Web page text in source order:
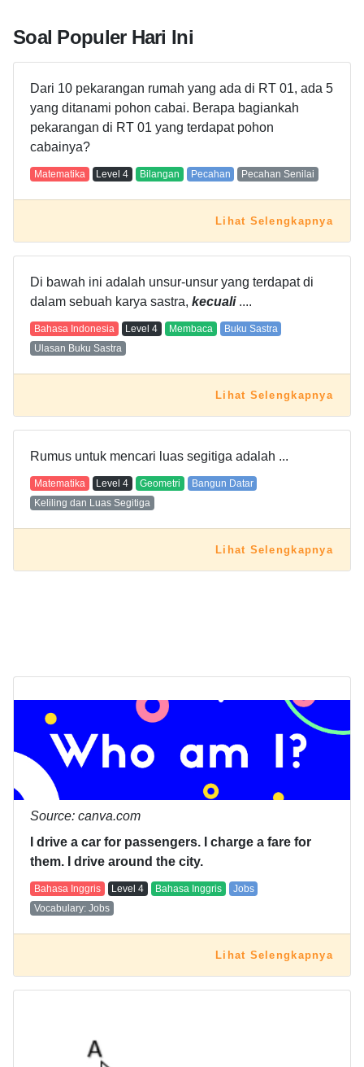
Soal Populer Hari Ini
Dari 10 pekarangan rumah yang ada di RT 01, ada 5
yang ditanami pohon cabai. Berapa bagiankah
pekarangan di RT 01 yang terdapat pohon
cabainya?
Matematika Level 4 Bilangan Pecahan Pecahan Senilai
Lihat Selengkapnya
Di bawah ini adalah unsur-unsur yang terdapat di
dalam sebuah karya sastra, kecuali....
Bahasa Indonesia Level 4 Membaca
Buku Sastra
Ulasan Buku Sastra
Lihat Selengkapnya
Rumus untuk mencari luas segitiga adalah ...
Matematika Level 4 Geometri
Bangun Datar
Keliling dan Luas Segitiga
Lihat Selengkapnya
Source: canva.com
I drive a car for passengers. I charge a fare for
them. I drive around the city.
Bahasa Inggris Level 4 Bahasa Inggris
Jobs
Vocabulary: Jobs
Lihat Selengkapnya